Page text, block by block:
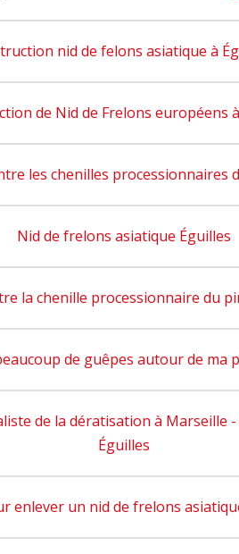
nid de felons asiatique à
de Nid de Frelons européens
les chenilles processionnaires
Nid de frelons asiatique Éguilles
la chenille processionnaire du
de guêpes autour de ma
de la dératisation à Marseille
Éguilles
enlever un nid de frelons